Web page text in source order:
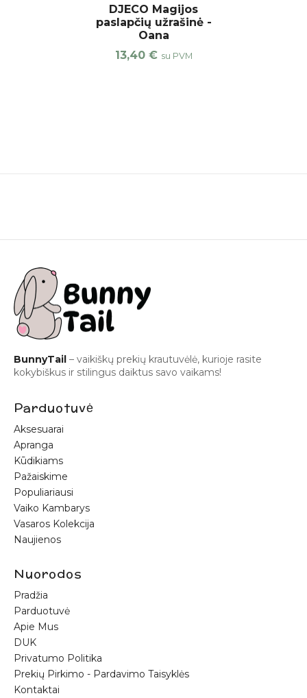
DJECO Magijos
paslapčių užrašinė -
Oana
13,40 € su PVM
BunnyTail – vaikiškų prekių krautuvėlė, kurioje rasite
kokybiškus ir stilingus daiktus savo vaikams!
Parduotuvė
Aksesuarai
Apranga
Kūdikiams
Pažaiskime
Populiariausi
Vaiko Kambarys
Vasaros Kolekcija
Naujienos
Nuorodos
Pradžia
Parduotuvė
Apie Mus
DUK
Privatumo Politika
Prekių Pirkimo - Pardavimo Taisyklės
Kontaktai